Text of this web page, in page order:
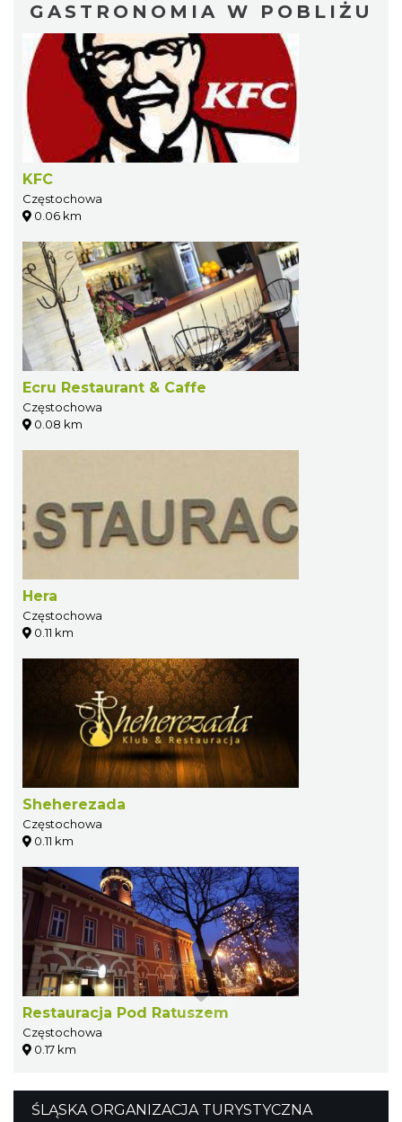
GASTRONOMIA W POBLIŻU
KFC
Częstochowa
0.06 km
Ecru Restaurant & Caffe
Częstochowa
0.08 km
Hera
Częstochowa
0.11 km
Sheherezada
Częstochowa
0.11 km
Restauracja Pod Ratuszem
Częstochowa
0.17 km
ŚLĄSKA ORGANIZACJA TURYSTYCZNA